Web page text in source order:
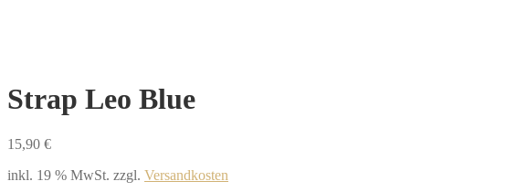
Strap Leo Blue
15,90 €
inkl. 19 % MwSt. zzgl. Versandkosten